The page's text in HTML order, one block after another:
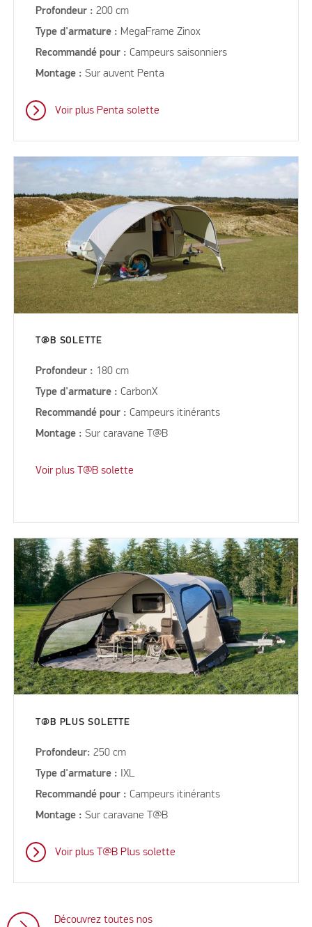
Profondeur :200 cm
Type d'armature : MegaFrame Zinox
Recommandé pour :Campeurs saisonniers
Montage : Sur auvent Penta
Voir plus Penta solette
T@B SOLETTE
Profondeur : 180 cm
Type d'armature : CarbonX
Recommandé pour : Campeurs itinérants
Montage : Sur caravane T@B
Voir plus T@B solette
T@B PLUS SOLETTE
Profondeur:250 cm
Type d'armature : IXL
Recommandé pour :Campeurs itinérants
Montage :Sur caravane T@B
Voir plus T@B Plus solette
Découvrez toutes nos